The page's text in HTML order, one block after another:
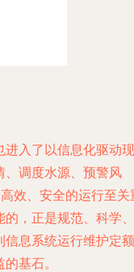
进入了以信息化驱动现
、调度水源、预警风
效、安全的运行至关
的，正是规范、科学、
信息系统运行维护定额
基石。